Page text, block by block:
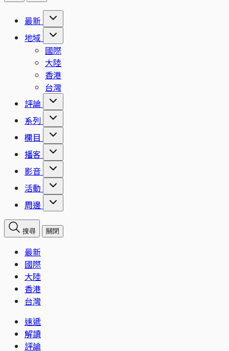
最新
地域
國際
大陸
香港
台灣
評論
系列
欄目
播客
影音
活動
周邊
搜尋 關閉
最新
國際
大陸
香港
台灣
速遞
解讀
評論